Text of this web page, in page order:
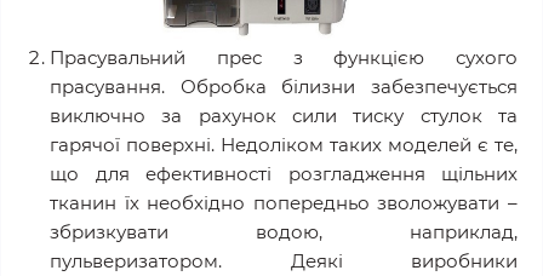
Прасувальний прес з функцією сухого
прасування. Обробка білизни забезпечується
виключно за рахунок сили тиску стулок та
гарячої поверхні. Недоліком таких моделей є те,
що для ефективності розгладження щільних
тканин їх необхідно попередньо зволожувати –
збризкувати водою, наприклад,
пульверизатором. Деякі виробники